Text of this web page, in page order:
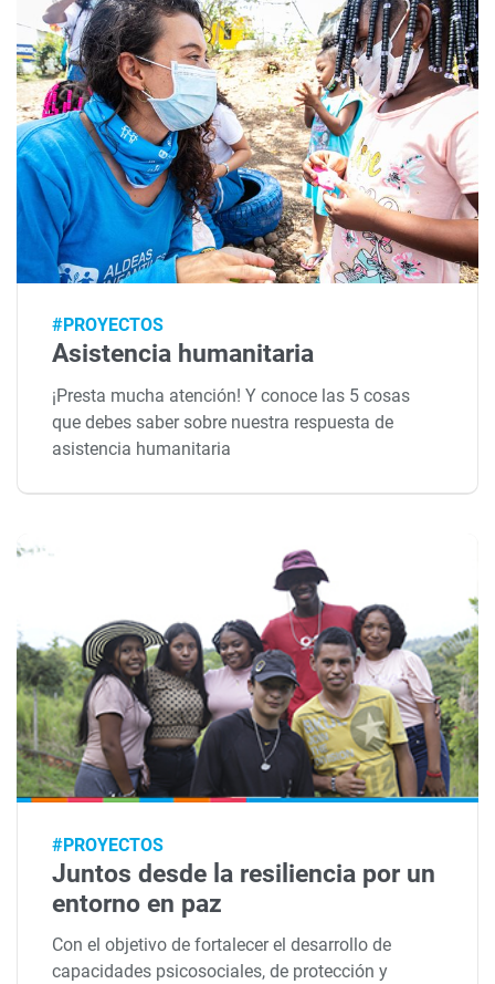
#PROYECTOS
Asistencia humanitaria
¡Presta mucha atención! Y conoce las 5 cosas
que debes saber sobre nuestra respuesta de
asistencia humanitaria
#PROYECTOS
Juntos desde la resiliencia por un
entorno en paz
Con el objetivo de fortalecer el desarrollo de
capacidades psicosociales, de protección y